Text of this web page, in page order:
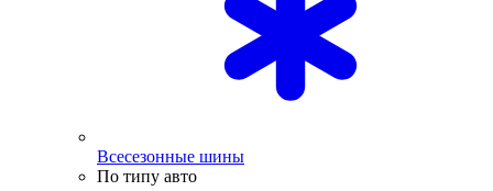
Всесезонные шины
По типу авто